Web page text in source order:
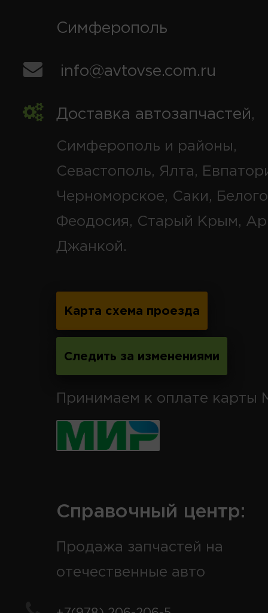
Симферополь
info@avtovse.com.ru
Доставка автозапчастей,
Симферополь и районы,
Севастополь, Ялта,
Черноморское, Саки,
Феодосия, Старый Крым,
Джанкой.
Карта схема проезда
Следить за изменениями
Принимаем к оплате карты
Справочный центр:
Продажа запчастей на
отечественные авто